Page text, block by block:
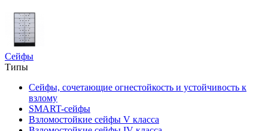
Сейфы
Типы
Сейфы, сочетающие огнестойкость и устойчивость к
взлому
SMART-сейфы
Взломостойкие сейфы V класса